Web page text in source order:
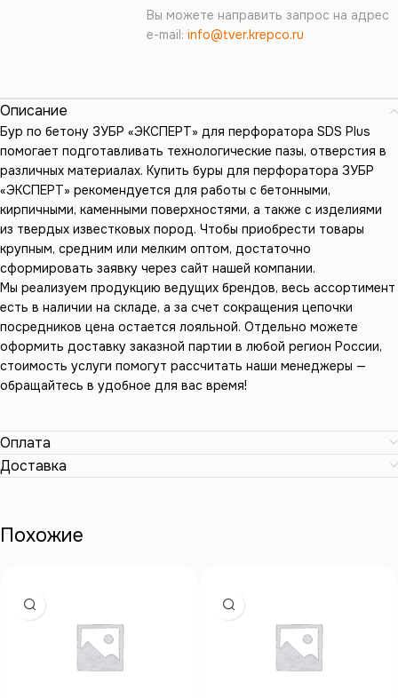
Вы можете направить запрос на адрес
e-mail: info@tver.krepco.ru
Описание
Бур по бетону ЗУБР «ЭКСПЕРТ» для перфоратора SDS Plus
помогает подготавливать технологические пазы, отверстия в
различных материалах. Купить буры для перфоратора ЗУБР
«ЭКСПЕРТ» рекомендуется для работы с бетонными,
кирпичными, каменными поверхностями, а также с изделиями
из твердых известковых пород. Чтобы приобрести товары
крупным, средним или мелким оптом, достаточно
сформировать заявку через сайт нашей компании.
Мы реализуем продукцию ведущих брендов, весь ассортимент
есть в наличии на складе, а за счет сокращения цепочки
посредников цена остается лояльной. Отдельно можете
оформить доставку заказной партии в любой регион России,
стоимость услуги помогут рассчитать наши менеджеры —
обращайтесь в удобное для вас время!
Оплата
Доставка
Похожие